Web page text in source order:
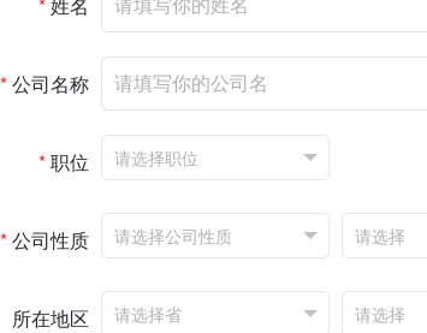
*公司名称
*职位
*公司性质
所在地区